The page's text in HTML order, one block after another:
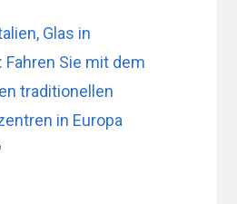
Glas in
Sie mit dem
traditionellen
in Europa